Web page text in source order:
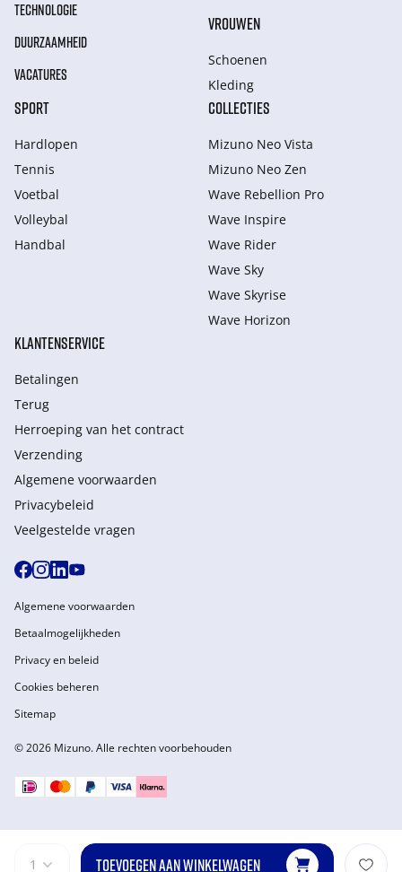
1 TOEVOEGEN AAN WINKELWAGEN
TECHNOLOGIE
DUURZAAMHEID
VACATURES
VROUWEN
Schoenen
Kleding
SPORT
Hardlopen
Tennis
Voetbal
Volleybal
Handbal
COLLECTIES
Mizuno Neo Vista
Mizuno Neo Zen
Wave Rebellion Pro
Wave Inspire
Wave Rider
Wave Sky
Wave Skyrise
Wave Horizon
KLANTENSERVICE
Betalingen
Terug
Herroeping van het contract
Verzending
Algemene voorwaarden
Privacybeleid
Veelgestelde vragen
© 2026 Mizuno. Alle rechten voorbehouden
Algemene voorwaarden
Betaalmogelijkheden
Privacy en beleid
Cookies beheren
Sitemap